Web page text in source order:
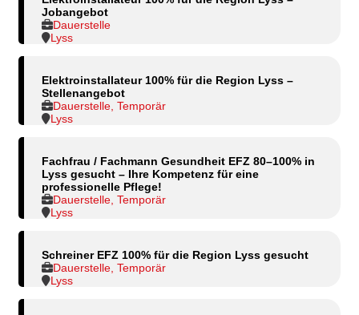
Jobangebot
Dauerstelle
Lyss
Elektroinstallateur 100% für die Region Lyss –
Stellenangebot
Dauerstelle, Temporär
Lyss
Fachfrau / Fachmann Gesundheit EFZ 80–100% in
Lyss gesucht – Ihre Kompetenz für eine
professionelle Pflege!
Dauerstelle, Temporär
Lyss
Schreiner EFZ 100% für die Region Lyss gesucht
Dauerstelle, Temporär
Lyss